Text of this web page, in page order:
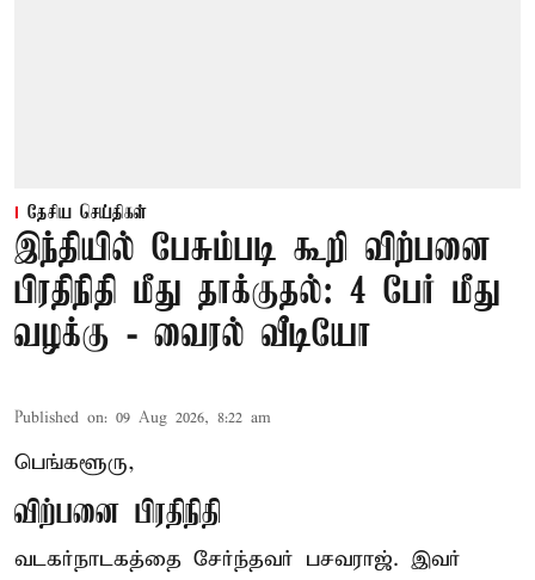
தேசிய செய்திகள்
இந்தியில் பேசும்படி கூறி விற்பனை
பிரதிநிதி மீது தாக்குதல்: 4 பேர் மீது
வழக்கு - வைரல் வீடியோ
Published on: 09 Aug 2026, 8:22 am
பெங்களூரு,
விற்பனை பிரதிநிதி
வடகர்நாடகத்தை சேர்ந்தவர் பசவராஜ். இவர்